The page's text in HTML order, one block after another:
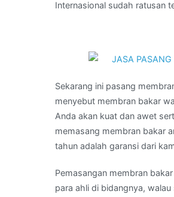
Internasional sudah ratusan
Sekarang ini pasang
menyebut membran bakar
Anda akan kuat dan awet
memasang membran bakar
tahun adalah garansi dari
Pemasangan membran
para ahli di bidangnya,